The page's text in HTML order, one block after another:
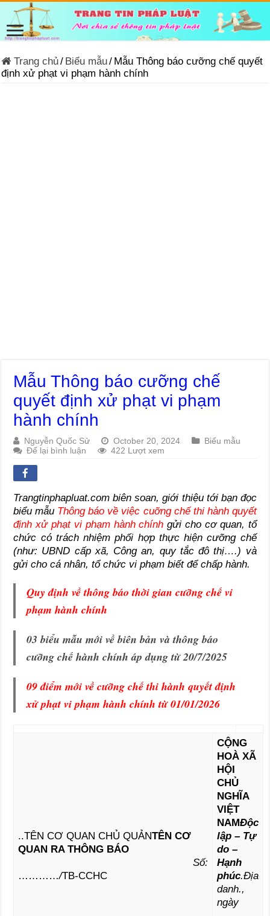
Trang chủ/ Biểu mẫu/ Mẫu Thông báo cưỡng chế quyết
định xử phạt vi phạm hành chính
Mẫu Thông báo cưỡng chế
quyết định xử phạt vi phạm
hành chính
Nguyễn Quốc Sử October 20, 2024
Biểu mẫu
Để lại bình luận
422 Lượt xem
Trangtinphapluat.com biên soan, giới thiệu tới bạn đọc
biểu mẫu Thông báo về việc cuỡng chế thi hành quyết
định xử phạt vi phạm hành chính gửi cho cơ quan, tổ
chức có trách nhiệm phối hợp thực hiện cưỡng chế
(như: UBND cấp xã, Công an, quy tắc đô thị….) và
gửi cho cá nhân, tổ chức vi phạm biết để chấp hành.
Quy định về thông báo thời gian cưỡng chế vi
phạm hành chính
03 biểu mẫu mới về biên bản và thông báo
cưỡng chế hành chính áp dụng từ 20/7/2025
09 điểm mới về cưỡng chế thi hành quyết định
xử phạt vi phạm hành chính từ 01/01/2026
..TÊN CƠ QUAN CHỦ QUẢNTÊN CƠ
QUAN RA THÔNG BÁO
Số:
…………/TB-CCHC
CỘNG
HOÀ XÃ
HỘI
CHỦ
NGHĨA
VIỆT
NAMĐộc
lập – Tự
do –
Hạnh
phúc.Địa
danh.,
ngày